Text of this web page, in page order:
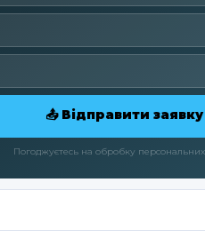
📤 Відправити заявку
Погоджуєтесь на обробку